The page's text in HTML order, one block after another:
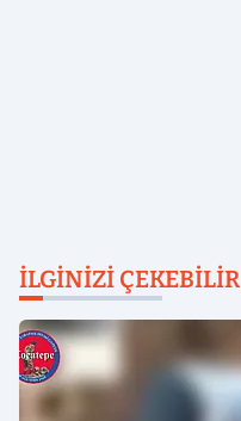
İLGINIZI ÇEKEBILIR